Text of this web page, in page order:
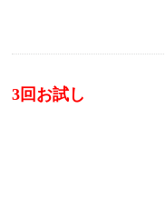
3回お試し